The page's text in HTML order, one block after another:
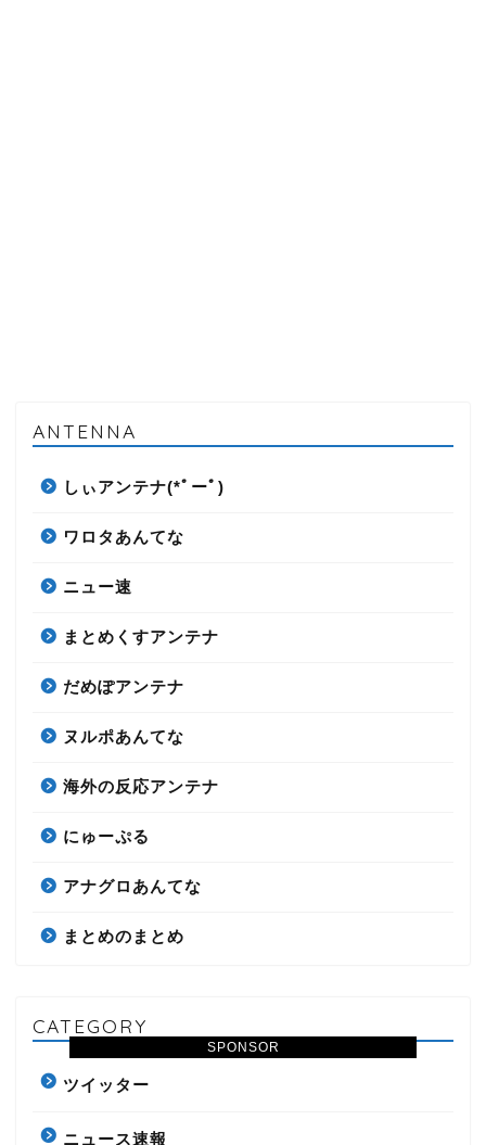
SPONSOR
ANTENNA
しぃアンテナ(*ﾟーﾟ)
ワロタあんてな
ニュー速
まとめくすアンテナ
だめぽアンテナ
ヌルポあんてな
海外の反応アンテナ
にゅーぷる
アナグロあんてな
まとめのまとめ
CATEGORY
ツイッター
ニュース速報